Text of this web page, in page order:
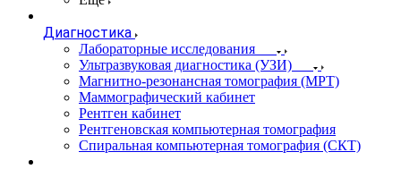
Диагностика
Лабораторные исследования
Ультразвуковая диагностика (УЗИ)
Магнитно-резонансная томография (МРТ)
Маммографический кабинет
Рентген кабинет
Рентгеновская компьютерная томография
Спиральная компьютерная томография (СКТ)